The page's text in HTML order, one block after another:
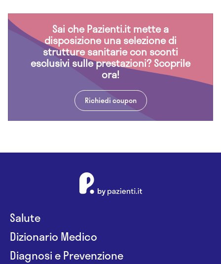
Sai che Pazienti.it mette a
disposizione una selezione di
strutture sanitarie con sconti
esclusivi sulle prestazioni? Scoprile
ora!
Richiedi coupon
Salute
Dizionario Medico
Diagnosi e Prevenzione